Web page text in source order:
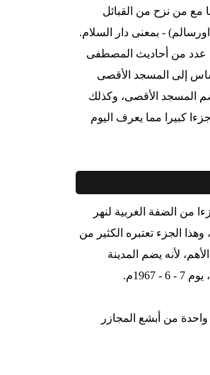
مع من نزح من القبائل
أولا، ثم اسم (اورسالم) - بمعنى دار السلام.
عدد من أحاديث المصطفى
إلى المسجد الأقصى
المسجد الأقصى، وكذلك
كبيرا مما يعرف اليوم
الضفة الغربية لنهر
احتل الصهاينة الجزء الغربي منها، والذي يمثل 84% من مساحتها خلال نكبة عام 1948م، وهذا الجزء تعتبره الكثير من
لأنه يضم المدينة
دير ياسين والتي شهدت واحدة من أبشع المجازر